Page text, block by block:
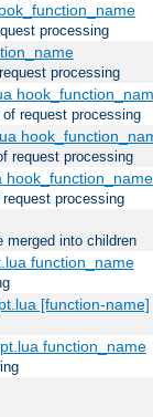
processing
processing
request processing
request processing
hook_function_name
processing
merged into children
function_name
[function-name]
function_name